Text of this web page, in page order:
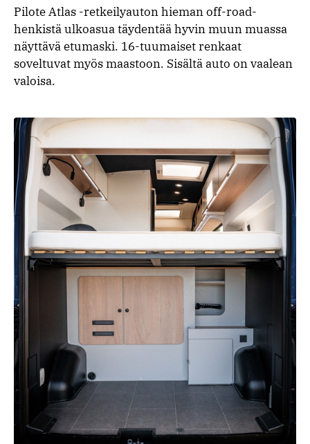
Pilote Atlas -retkeilyauton hieman off-road-
henkistä ulkoasua täydentää hyvin muun muassa
näyttävä etumaski. 16-tuumaiset renkaat
soveltuvat myös maastoon. Sisältä auto on vaalean
valoisa.